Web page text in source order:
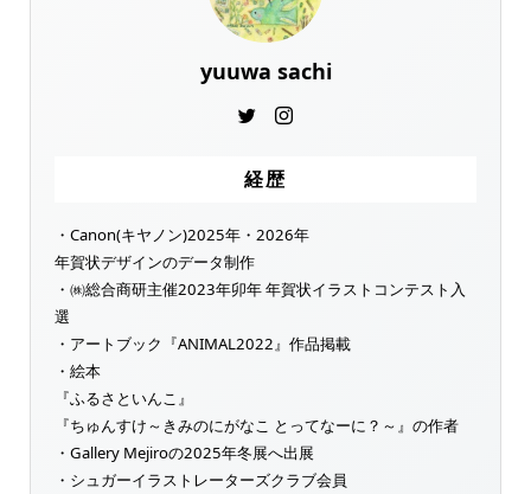
yuuwa sachi
経歴
・Canon(キヤノン)2025年・2026年
年賀状デザインのデータ制作
・㈱総合商研主催2023年卯年 年賀状イラストコンテスト入
選
・アートブック『ANIMAL2022』作品掲載
・絵本
『ふるさといんこ』
『ちゅんすけ～きみのにがなこ とってなーに？～』の作者
・Gallery Mejiroの2025年冬展へ出展
・シュガーイラストレーターズクラブ会員